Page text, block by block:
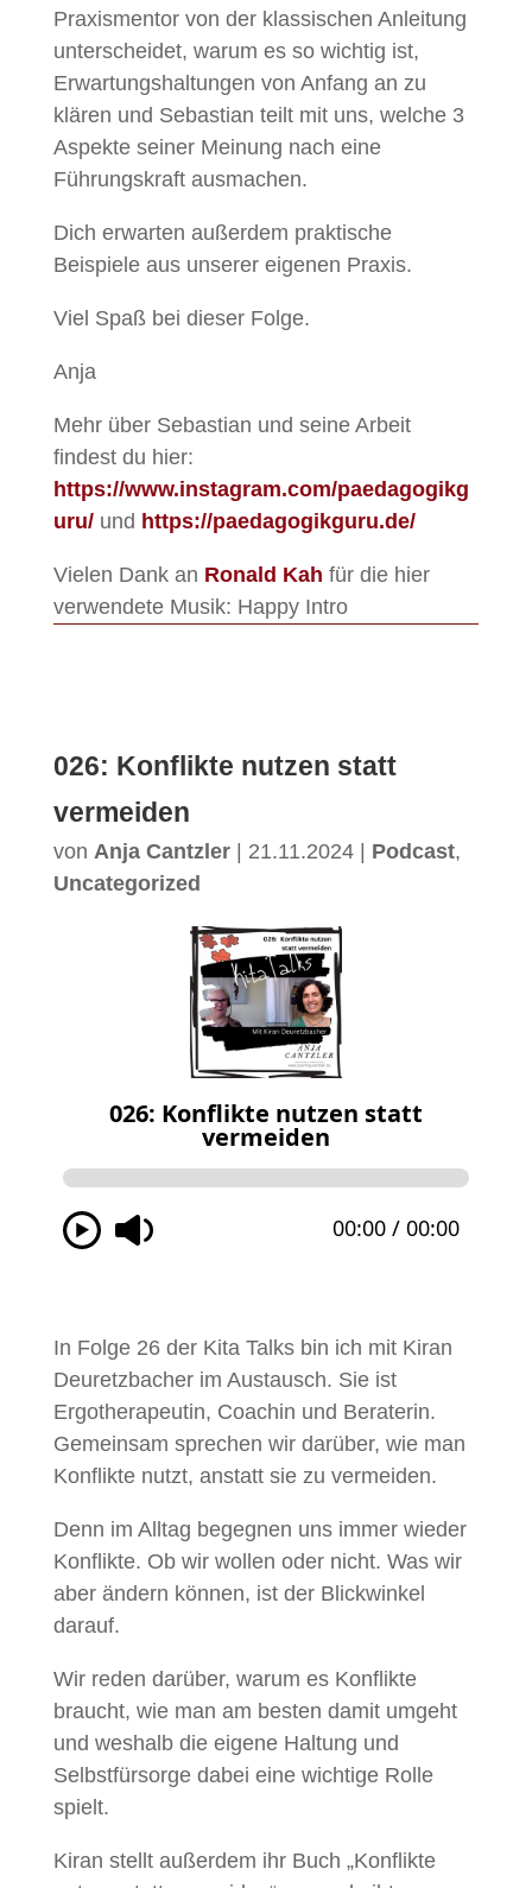
Praxismentor von der klassischen Anleitung
unterscheidet, warum es so wichtig ist,
Erwartungshaltungen von Anfang an zu
klären und Sebastian teilt mit uns, welche 3
Aspekte seiner Meinung nach eine
Führungskraft ausmachen.
Dich erwarten außerdem praktische
Beispiele aus unserer eigenen Praxis.
Viel Spaß bei dieser Folge.
Anja
Mehr über Sebastian und seine Arbeit
findest du hier:
https://www.instagram.com/paedagogikg
uru/und https://paedagogikguru.de/
Vielen Dank an Ronald Kah für die hier
verwendete Musik: Happy Intro
026: Konflikte nutzen statt
vermeiden
von Anja Cantzler| 21.11.2024| Podcast,
Uncategorized
In Folge 26 der Kita Talks bin ich mit Kiran
Deuretzbacher im Austausch. Sie ist
Ergotherapeutin, Coachin und Beraterin.
Gemeinsam sprechen wir darüber, wie man
Konflikte nutzt, anstatt sie zu vermeiden.
Denn im Alltag begegnen uns immer wieder
Konflikte. Ob wir wollen oder nicht. Was wir
aber ändern können, ist der Blickwinkel
darauf.
Wir reden darüber, warum es Konflikte
braucht, wie man am besten damit umgeht
und weshalb die eigene Haltung und
Selbstfürsorge dabei eine wichtige Rolle
spielt.
Kiran stellt außerdem ihr Buch „Konflikte